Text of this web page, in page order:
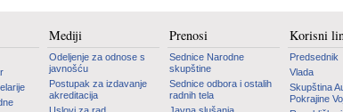
Mediji
Odeljenje za odnose s
javnošću
Postupak za izdavanje
akreditacija
Prenosi
Sednice Narodne
skupštine
Sednice odbora i ostalih
radnih tela
Korisni
Predsednik
Vlada
Skupština
Pokrajine